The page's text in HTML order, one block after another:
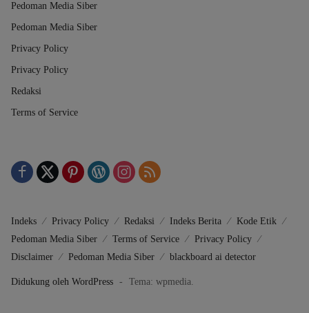
Pedoman Media Siber
Pedoman Media Siber
Privacy Policy
Privacy Policy
Redaksi
Terms of Service
Indeks Privacy Policy Redaksi Indeks Berita
Kode Etik
Pedoman Media Siber
Terms of Service
Privacy Policy
Disclaimer
Pedoman Media Siber blackboard ai detector
Didukung oleh WordPress - Tema: wpmedia.